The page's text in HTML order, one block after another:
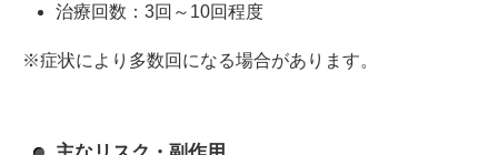
治療回数：3回～10回程度
※症状により多数回になる場合があります。